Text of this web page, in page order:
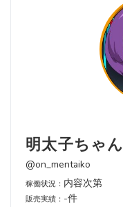
明太子ちゃん
@on_mentaiko
稼働状況： 内容次第
販売実績： -件